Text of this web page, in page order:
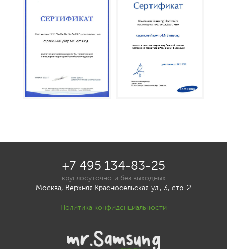
+7 495 134-83-25
круглосуточно и без выходных
Москва, Верхняя Красносельская ул., 3, стр. 2
Политика конфиденциальности